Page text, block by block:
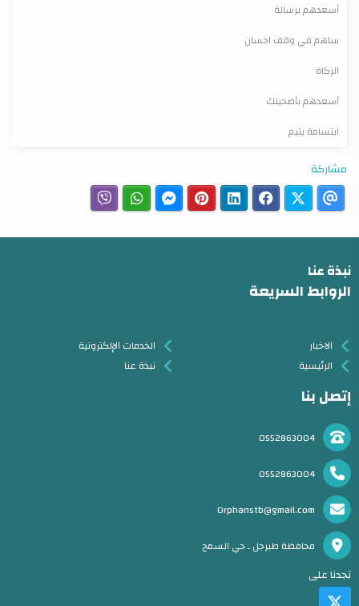
أسعدهم برسالة
ساهم في وقف احسان
الزكاة
أسعدهم بأضحيتك
ابتسامة يتيم
مشاركة
نبذة عنا
الروابط السريعة
الاخبار
الرئيسية
الخدمات الإلكترونية
نبذة عنا
إتصل بنا
0552863004
0552863004
Orphanstb@gmail.com
محافظة طبرجل ـ حي السمح
تجدنا على